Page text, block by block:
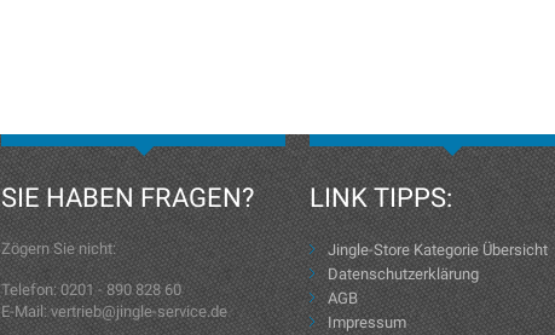
SIE HABEN FRAGEN?
Zögern Sie nicht:
Telefon: 0201 - 890 828 60
E-Mail: vertrieb@jingle-service.de
LINK TIPPS:
Jingle-Store Kategorie Übersicht
Datenschutzerklärung
AGB
Impressum